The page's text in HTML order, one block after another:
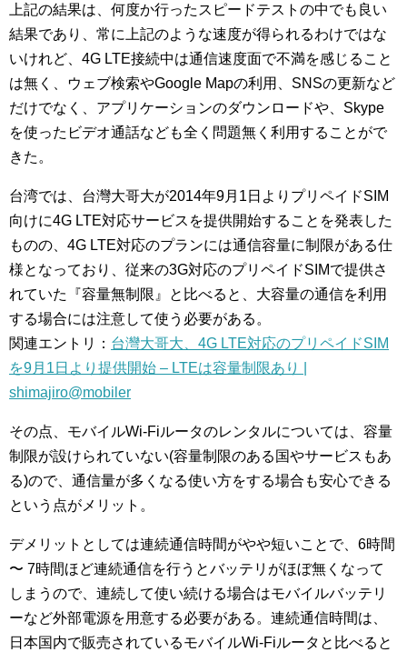
上記の結果は、何度か行ったスピードテストの中でも良い
結果であり、常に上記のような速度が得られるわけではな
いけれど、4G LTE接続中は通信速度面で不満を感じること
は無く、ウェブ検索やGoogle Mapの利用、SNSの更新など
だけでなく、アプリケーションのダウンロードや、Skype
を使ったビデオ通話なども全く問題無く利用することがで
きた。
台湾では、台灣大哥大が2014年9月1日よりプリペイドSIM
向けに4G LTE対応サービスを提供開始することを発表した
ものの、4G LTE対応のプランには通信容量に制限がある仕
様となっており、従来の3G対応のプリペイドSIMで提供さ
れていた『容量無制限』と比べると、大容量の通信を利用
する場合には注意して使う必要がある。
関連エントリ： 台灣大哥大、4G LTE対応のプリペイドSIM
を9月1日より提供開始 – LTEは容量制限あり |
shimajiro@mobiler
その点、モバイルWi-Fiルータのレンタルについては、容量
制限が設けられていない(容量制限のある国やサービスもあ
る)ので、通信量が多くなる使い方をする場合も安心できる
という点がメリット。
デメリットとしては連続通信時間がやや短いことで、6時間
〜 7時間ほど連続通信を行うとバッテリがほぼ無くなって
しまうので、連続して使い続ける場合はモバイルバッテリ
ーなど外部電源を用意する必要がある。連続通信時間は、
日本国内で販売されているモバイルWi-Fiルータと比べると